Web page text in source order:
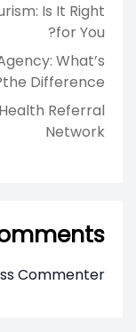
Is It Right
for You?
What’s
the Difference?
Referral
Network
Commenter